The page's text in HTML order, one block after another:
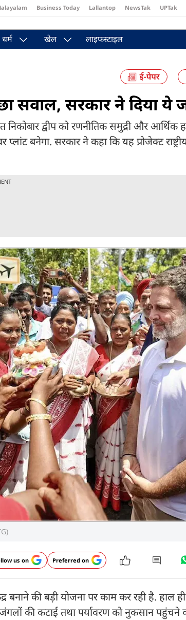
Business Today Lallantop NewsTak UPTak
धर्म खेल लाइफस्टाइल
सवाल, सरकार ने दिया ये
निकोबार द्वीप को रणनीतिक समुद्री और आर्थिक
बनेगा. सरकार ने कहा कि यह प्रोजेक्ट
us on Preferred on
बनाने की बड़ी योजना पर काम कर रही है. हाल
की कटाई तथा पर्यावरण को नुकसान पहुंचने